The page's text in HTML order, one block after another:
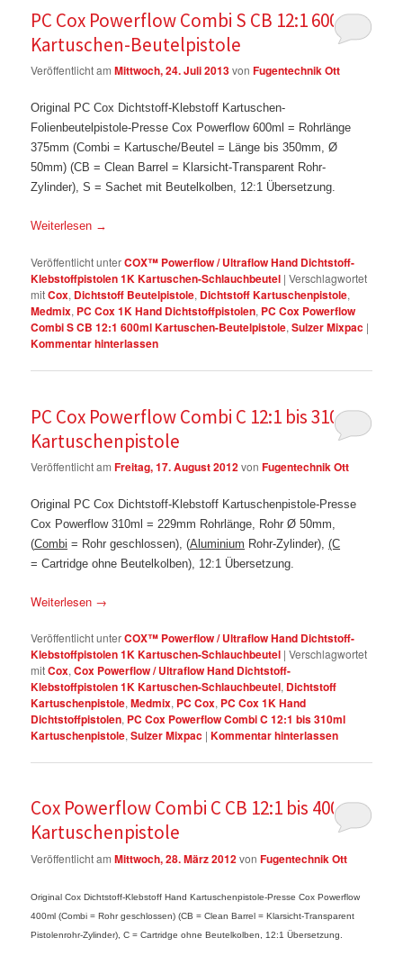
PC Cox Powerflow Combi S CB 12:1 600ml
Kartuschen-Beutelpistole
Veröffentlicht amMittwoch, 24. Juli 2013vonFugentechnik Ott
Original PC Cox Dichtstoff-Klebstoff Kartuschen-
Folienbeutelpistole-Presse Cox Powerflow 600ml = Rohrlänge
375mm (Combi = Kartusche/Beutel = Länge bis 350mm, Ø
50mm) (CB = Clean Barrel = Klarsicht-Transparent Rohr-
Zylinder), S = Sachet mit Beutelkolben, 12:1 Übersetzung.
Weiterlesen →
Veröffentlicht unterCOX™ Powerflow / Ultraflow Hand Dichtstoff-
Klebstoffpistolen 1K Kartuschen-Schlauchbeutel |Verschlagwortet
mitCox, Dichtstoff Beutelpistole, Dichtstoff Kartuschenpistole,
Medmix, PC Cox 1K Hand Dichtstoffpistolen, PC Cox Powerflow
Combi S CB 12:1 600ml Kartuschen-Beutelpistole,Sulzer Mixpac |
Kommentar hinterlassen
PC Cox Powerflow Combi C 12:1 bis 310ml
Kartuschenpistole
Veröffentlicht amFreitag, 17. August 2012vonFugentechnik Ott
Original PC Cox Dichtstoff-Klebstoff Kartuschenpistole-Presse
Cox Powerflow 310ml = 229mm Rohrlänge, Rohr Ø 50mm,
(Combi = Rohr geschlossen), (Aluminium Rohr-Zylinder),(C
= Cartridge ohne Beutelkolben), 12:1 Übersetzung.
Weiterlesen →
Veröffentlicht unterCOX™ Powerflow / Ultraflow Hand Dichtstoff-
Klebstoffpistolen 1K Kartuschen-Schlauchbeutel |Verschlagwortet
mitCox,Cox Powerflow / Ultraflow Hand Dichtstoff-
Klebstoffpistolen 1K Kartuschen-Schlauchbeutel, Dichtstoff
Kartuschenpistole,Medmix, PC Cox, PC Cox 1K Hand
Dichtstoffpistolen, PC Cox Powerflow Combi C 12:1 bis 310ml
Kartuschenpistole,Sulzer Mixpac |Kommentar hinterlassen
Cox Powerflow Combi C CB 12:1 bis 400ml
Kartuschenpistole
Veröffentlicht amMittwoch, 28. März 2012vonFugentechnik Ott
Original Cox Dichtstoff-Klebstoff Hand Kartuschenpistole-Presse Cox Powerflow
400ml (Combi = Rohr geschlossen) (CB = Clean Barrel = Klarsicht-Transparent
Pistolenrohr-Zylinder), C = Cartridge ohne Beutelkolben, 12:1 Übersetzung.